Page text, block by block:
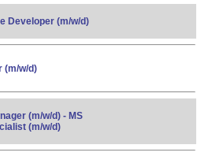
Developer (m/w/d)
(m/w/d)
(m/w/d) - MS
(m/w/d)